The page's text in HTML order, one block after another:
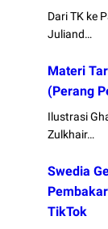
Dari TK ke
Juliand…
Materi
(Perang
Ilustrasi
Zulkhair…
Swedia
TikTok